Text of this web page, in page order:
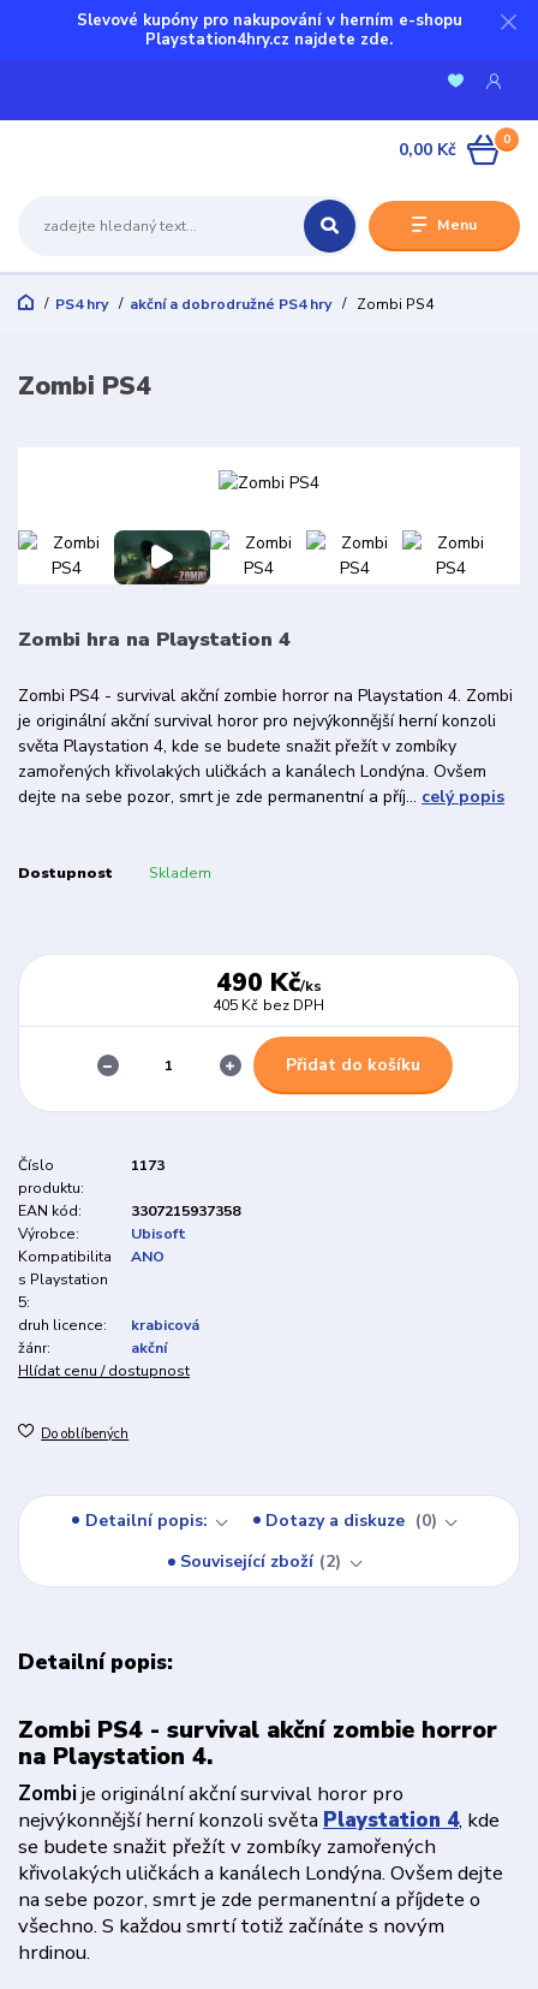
Slevové kupóny pro nakupování v herním e-shopu
Playstation4hry.cz najdete zde.
Menu
0
0,00 Kč
PS4 hry akční a dobrodružné PS4 hry Zombi PS4
Zombi PS4
Zombi hra na Playstation 4
Zombi PS4 - survival akční zombie horror na Playstation 4. Zombi
je originální akční survival horor pro nejvýkonnější herní konzoli
světa Playstation 4, kde se budete snažit přežít v zombíky
zamořených křivolakých uličkách a kanálech Londýna. Ovšem
dejte na sebe pozor, smrt je zde permanentní a příj... celý popis
Dostupnost Skladem
490 Kč/ks
405 Kč bez DPH
Přidat do košíku
Číslo
produktu:
1173
EAN kód:
3307215937358
Výrobce:
Ubisoft
Kompatibilita
s Playstation
5:
ANO
druh licence:
krabicová
žánr:
akční
Hlídat cenu / dostupnost
Do oblíbených
Detailní popis: Dotazy a diskuze
0
Související zboží 2
Detailní popis:
Zombi PS4 - survival akční zombie horror
na Playstation 4.
Zombije originální akční survival horor pro
nejvýkonnější herní konzoli světa Playstation 4, kde
se budete snažit přežít v zombíky zamořených
křivolakých uličkách a kanálech Londýna. Ovšem dejte
na sebe pozor, smrt je zde permanentní a příjdete o
všechno. S každou smrtí totiž začínáte s novým
hrdinou.